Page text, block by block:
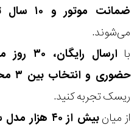
ضمانت موتور و ۱۰ سال تعویض رایگان باتری
می‌شوند.
با
ارسال
حضوری و انتخاب بین ۳ محصول
ریسک تجربه کنید.
از میانبیش از ۴۰ هزار مدل ساعت و اکسسوری اورجینال
رنگ
بکار